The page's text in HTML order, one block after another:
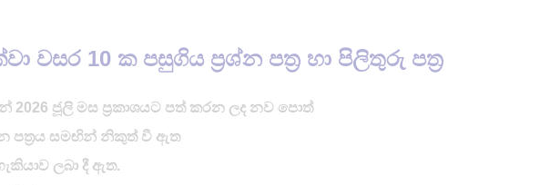
වසර 10 ක පසුගිය ප්‍රශ්න පත්‍ර හා පිලිතුරු පත්‍ර
2026 ජූලි මස ප්‍රකාශයට පත් කරන ලද නව පොත්
පත්‍රය සමඟින් නිකුත් වී ඇත
ලබා දී ඇත.